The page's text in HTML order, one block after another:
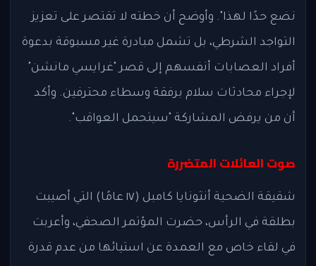
نضع حدًا لهذا". وأوضح أن خطته لا تقتصر على تعزيز
التواجد الشرطي، بل تشمل مبادرة غير مسبوقة بدعوة
أفراد العصابات أنفسهم إلى قصر "غرايسي مانشن"
لإجراء محادثات سلام برفقة وسطاء محترفين. وأكد
أن من يرفض المشاركة "سيتحمل العواقب".
صوت العائلات المتضررة
شقيقة الضحية أنثونايا كامبل (١٧ عامًا) التي أصيبت
بطلقة في الرأس، حضرت المؤتمر الصحفي، وأعربت
في لقاء خاص مع العمدة عن استيائها من عدم قدرة